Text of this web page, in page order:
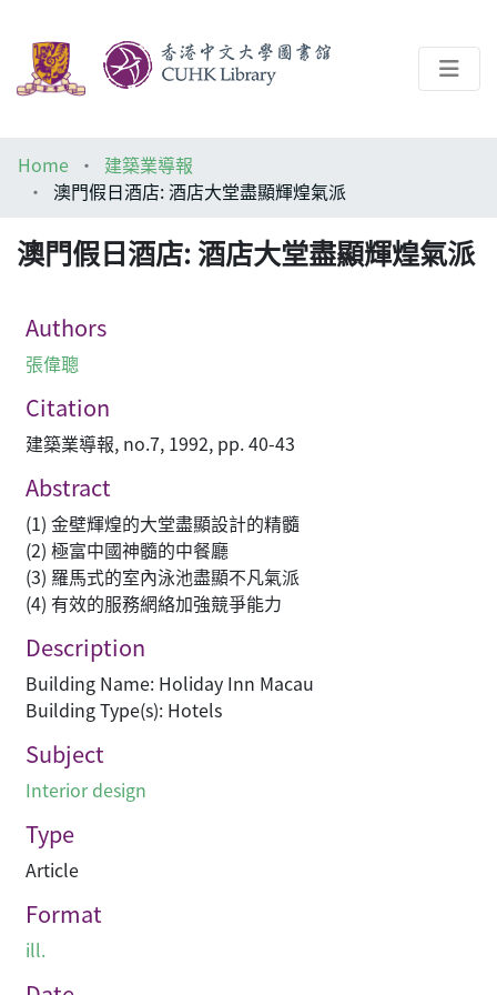
Help
Home
建築業導報
澳門假日酒店: 酒店大堂盡顯輝煌氣派
澳門假日酒店: 酒店大堂盡顯輝煌氣派
Authors
張偉聰
Citation
建築業導報, no.7, 1992, pp. 40-43
Abstract
(1) 金壁輝煌的大堂盡顯設計的精髓
(2) 極富中國神髓的中餐廳
(3) 羅馬式的室內泳池盡顯不凡氣派
(4) 有效的服務網絡加強競爭能力
Description
Building Name: Holiday Inn Macau
Building Type(s): Hotels
Subject
Interior design
Type
Article
Format
ill.